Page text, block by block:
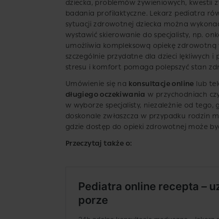
dziecka, problemów żywieniowych, kwestii
badania profilaktyczne. Lekarz pediatra
sytuacji zdrowotnej dziecka można
wystawić skierowanie do specjalisty, np.
umożliwia kompleksową opiekę
szczególnie przydatne dla dzieci lękliwych
stresu i komfort pomaga polepszyć stan
Umówienie się na konsultacje online lub
długiego oczekiwania w przychodniach
w wyborze specjalisty, niezależnie od tego,
doskonale zwłaszcza w przypadku rodzin
gdzie dostęp do opieki zdrowotnej może
Przeczytaj także o: